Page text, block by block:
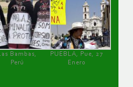
Las Bambas,
Perú
PUEBLA, Pue, 27
Enero